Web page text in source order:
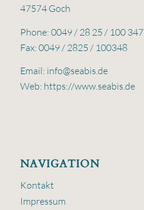
47574 Goch
Phone: 0049 / 28 25 / 100 347
Fax: 0049 / 2825 / 100348
Email: info@seabis.de
Web: https://www.seabis.de
NAVIGATION
Kontakt
Impressum